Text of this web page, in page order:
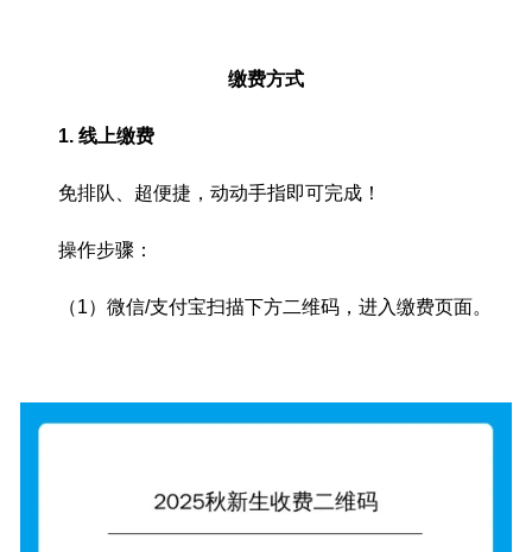
缴费方式
1. 线上缴费
免排队、超便捷，动动手指即可完成！
操作步骤：
（1）微信/支付宝扫描下方二维码，进入缴费页面。